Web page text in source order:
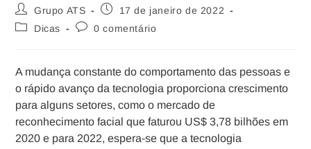
Grupo ATS
17 de janeiro de 2022
Dicas
0 comentário
A mudança constante do comportamento das pessoas e
o rápido avanço da tecnologia proporciona crescimento
para alguns setores, como o mercado de
reconhecimento facial que faturou US$ 3,78 bilhões em
2020 e para 2022, espera-se que a tecnologia